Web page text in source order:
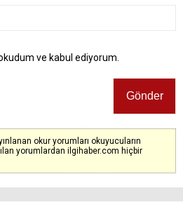
ve kabul ediyorum.
okur yorumları okuyucuların
yorumlardan ilgihaber.com hiçbir